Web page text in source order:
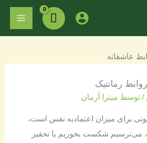
رمانتیک
/ توسط میترا آرمان
برای میزان اعتمادبه نفس است،
می‌ترسیم شکست بخوریم یا تحقیر